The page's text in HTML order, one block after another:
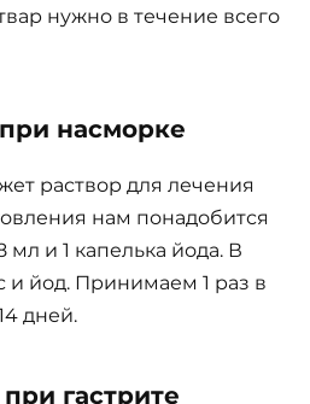
нужно в течение всего
насморке
раствор для лечения
нам понадобится
мл и 1 капелька йода. В
и йод. Принимаем 1 раз в
дней.
гастрите